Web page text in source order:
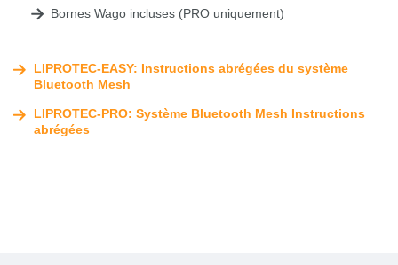
Bornes Wago incluses (PRO uniquement)
LIPROTEC-EASY: Instructions abrégées du système
Bluetooth Mesh
LIPROTEC-PRO: Système Bluetooth Mesh Instructions
abrégées